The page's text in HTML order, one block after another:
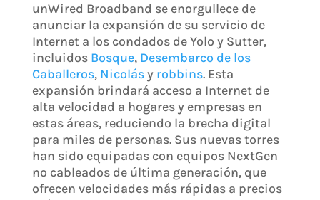
unWired Broadband se enorgullece de
anunciar la expansión de su servicio de
Internet a los condados de Yolo y Sutter,
incluidos Bosque, Desembarco de los
Caballeros, Nicolásy robbins. Esta
expansión brindará acceso a Internet de
alta velocidad a hogares y empresas en
estas áreas, reduciendo la brecha digital
para miles de personas. Sus nuevas torres
han sido equipadas con equipos NextGen
no cableados de última generación, que
ofrecen velocidades más rápidas a precios